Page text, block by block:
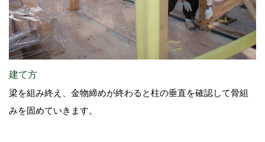
建て方
梁を組み終え、金物締めが終わると柱の垂直を確認して骨組
みを固めていきます。